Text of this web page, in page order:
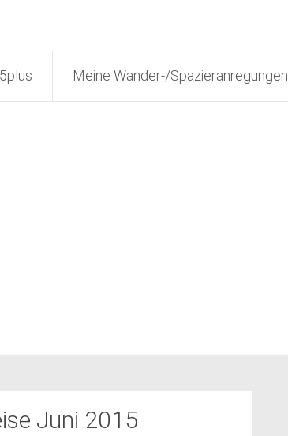
Meine Wander-/Spazieranregungen
Juni 2015